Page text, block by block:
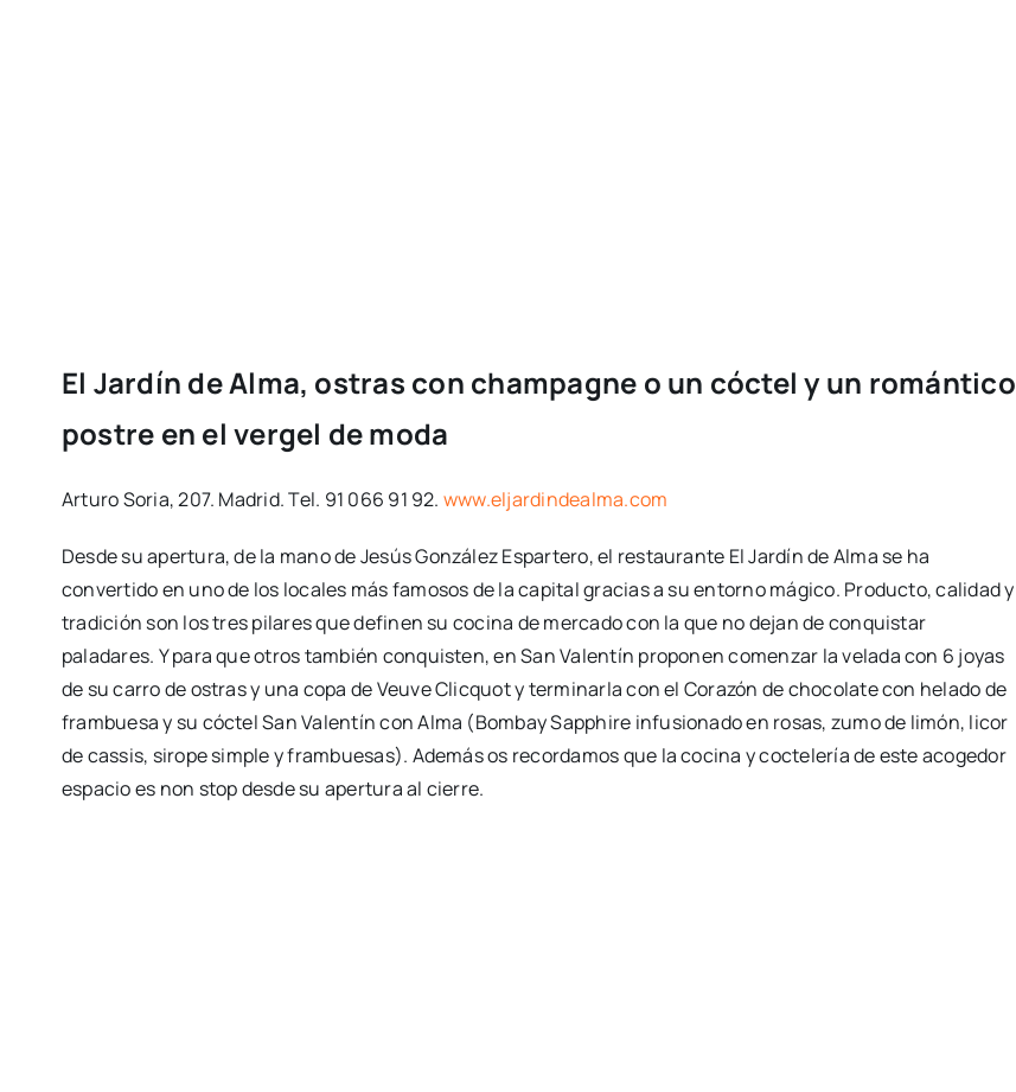
El Jardín de Alma, ostras con champagne o un cóctel y un romántico
postre en el vergel de moda
Arturo Soria, 207. Madrid. Tel. 91 066 91 92. www.eljardindealma.com
Desde su apertura, de la mano de Jesús González Espartero, el restaurante El Jardín de Alma se ha
convertido en uno de los locales más famosos de la capital gracias a su entorno mágico. Producto, calidad y
tradición son los tres pilares que definen su cocina de mercado con la que no dejan de conquistar
paladares. Y para que otros también conquisten, en San Valentín proponen comenzar la velada con 6 joyas
de su carro de ostras y una copa de Veuve Clicquot y terminarla con el Corazón de chocolate con helado de
frambuesa y su cóctel San Valentín con Alma (Bombay Sapphire infusionado en rosas, zumo de limón, licor
de cassis, sirope simple y frambuesas). Además os recordamos que la cocina y coctelería de este acogedor
espacio es non stop desde su apertura al cierre.